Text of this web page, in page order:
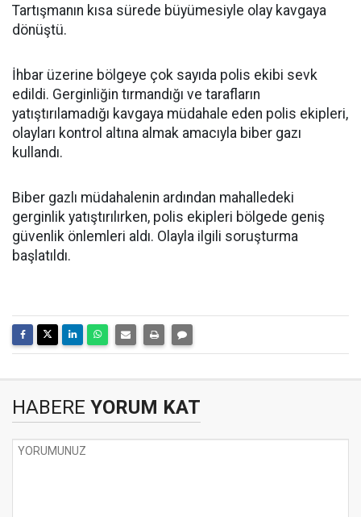
Tartışmanın kısa sürede büyümesiyle olay kavgaya
dönüştü.
İhbar üzerine bölgeye çok sayıda polis ekibi sevk
edildi. Gerginliğin tırmandığı ve tarafların
yatıştırılamadığı kavgaya müdahale eden polis ekipleri,
olayları kontrol altına almak amacıyla biber gazı
kullandı.
Biber gazlı müdahalenin ardından mahalledeki
gerginlik yatıştırılırken, polis ekipleri bölgede geniş
güvenlik önlemleri aldı. Olayla ilgili soruşturma
başlatıldı.
HABERE YORUM KAT